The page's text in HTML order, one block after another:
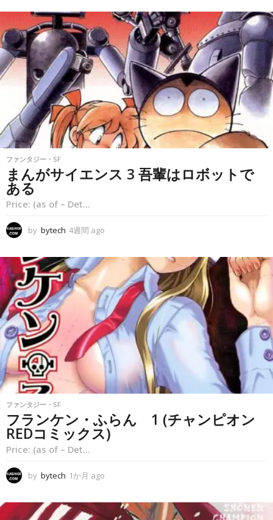
g
o
ファンタジー・SF
まんがサイエンス 3 吾輩はロボットで
ある
Price: (as of – Det...
by bytech 4週間 ago
a
g
o
ファンタジー・SF
フランケン・ふらん 1 (チャンピオン
REDコミックス)
Price: (as of – Det...
by bytech 1か月 ago